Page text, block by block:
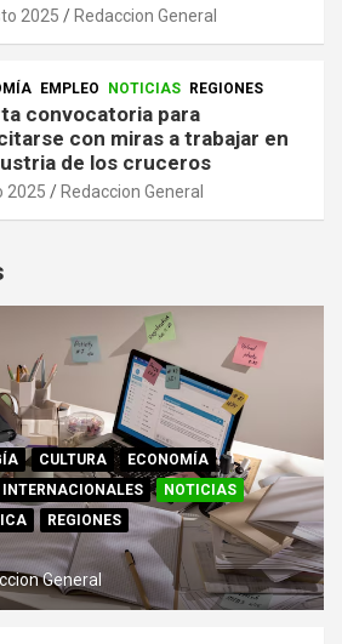
2025 Redaccion General
EMPLEO NOTICIAS REGIONES
convocatoria para
con miras a trabajar en
de los cruceros
2025 Redaccion General
CULTURA
ECONOMÍA
INTERNACIONALES
NOTICIAS
REGIONES
General